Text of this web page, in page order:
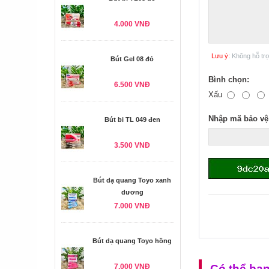
4.000 VNĐ
Bút Gel 08 đỏ
6.500 VNĐ
Bút bi TL 049 đen
3.500 VNĐ
Bút dạ quang Toyo xanh
dương
7.000 VNĐ
Bút dạ quang Toyo hồng
7.000 VNĐ
Lưu ý: Không hỗ
Bình chọn:
Xấu
Nhập mã bảo